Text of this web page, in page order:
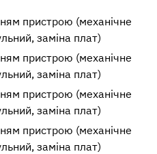
пристрою (механічне
заміна плат)
пристрою (механічне
заміна плат)
пристрою (механічне
заміна плат)
пристрою (механічне
заміна плат)